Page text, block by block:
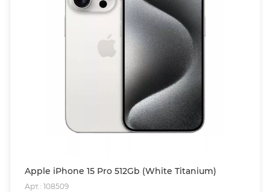
Apple iPhone 15 Pro 512Gb (White Titanium)
Арт.: 108509